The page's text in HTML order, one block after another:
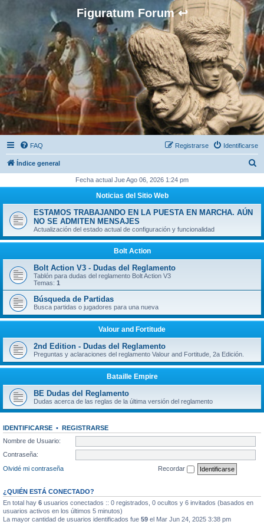
Figuratum Forum ↩
FAQ Identificarse
Registrarse
Índice general
c
Fecha actual Jue Ago 06, 2026 1:24 pm
Noticias del Sitio Web
ESTAMOS TRABAJANDO EN LA PUESTA EN MARCHA. AÚN
NO SE ADMITEN MENSAJES
Actualización del estado actual de configuración y funcionalidad
Bolt Action
Bolt Action V3 - Dudas del Reglamento
Tablón para dudas del reglamento Bolt Action V3
Temas: 1
Búsqueda de Partidas
Busca partidas o jugadores para una nueva
Valour and Fortitude
2nd Edition - Dudas del Reglamento
Preguntas y aclaraciones del reglamento Valour and Fortitude, 2a Edición.
Bataille Empire
BE Dudas del Reglamento
Dudas acerca de las reglas de la última versión del reglamento
IDENTIFICARSE • REGISTRARSE
Nombre de Usuario:
Contraseña:
Olvidé mi contraseña
Recordar
¿QUIÉN ESTÁ CONECTADO?
En total hay 6 usuarios conectados :: 0 registrados, 0 ocultos y 6 invitados (basados en
usuarios activos en los últimos 5 minutos)
La mayor cantidad de usuarios identificados fue 59 el Mar Jun 24, 2025 3:38 pm